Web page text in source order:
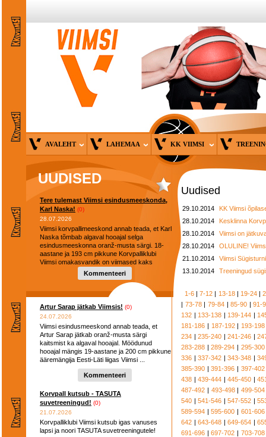
AVALEHT LAHEMAA KK VIIMSI
UUDISED
Tere tulemast Viimsi esindusmeeskonda,
Karl Naska! (0)
28.07.2026
Viimsi korvpallimeeskond annab teada, et Karl
Naska tõmbab algaval hooajal selga
esindusmeeskonna oranž-musta särgi. 18-
aastane ja 193 cm pikkune Korvpalliklubi
Viimsi omakasvandik on viimased kaks
Kommenteeri
Artur Sarap jätkab Viimsis! (0)
24.07.2026
Viimsi esindusmeeskond annab teada, et
Artur Sarap jätkab oranž-musta särgi
kaitsmist ka algaval hooajal. Möödunud
hooajal mängis 19-aastane ja 200 cm pikkune
ääremängija Eesti-Läti liigas Viimsi ...
Kommenteeri
Korvpall kutsub - TASUTA
suvetreeningud! (0)
21.07.2026
Korvpalliklubi Viimsi kutsub igas vanuses
lapsi ja noori TASUTA suvetreeningutele!
Uudised
29.10.2014
KK Viimsi
28.10.2014
Kesklinna
28.10.2014
Viimsi on
28.10.2014
OLULINE!
21.10.2014
Viimsi
13.10.2014
Treeningud
1-6 |7-12 | 13-18| 19-24|
| 73-78| 79-84|85-90 |91-
132 | 133-138 | 139-144 |
181-186 | 187-192| 193-198
234 |235-240 |241-246 |
283-288 |289-294 | 295-300
336 |337-342 |343-348 |
385-390 |391-396 | 397-402
438 |439-444 |445-450 |
487-492 | 493-498| 499-504
540 |541-546 |547-552 |
589-594 |595-600 | 601-606
642 |643-648 |649-654 |
691-696 |697-702 | 703-708